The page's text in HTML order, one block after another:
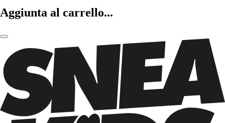
Aggiunta al carrello...